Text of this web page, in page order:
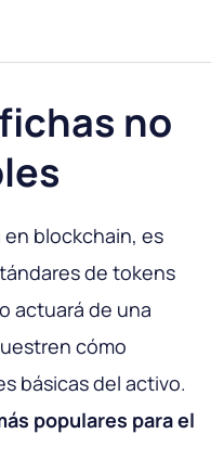
no
en blockchain, es
de tokens
actuará de una
cómo
básicas del activo.
populares para el